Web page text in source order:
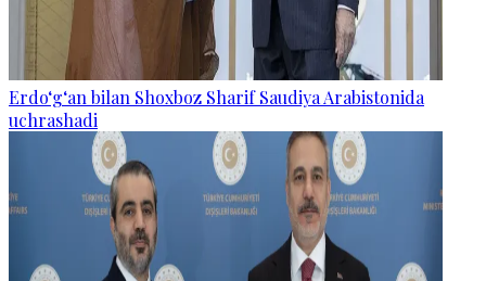
Erdo‘g‘an bilan Shoxboz Sharif Saudiya Arabistonida
uchrashadi